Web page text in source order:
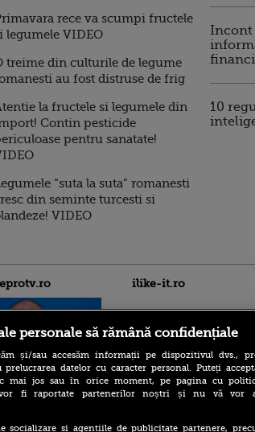
rece va scumpi fructele
legumele VIDEO
treime din culturile de legume
au fost distruse de frig
la fructele si legumele din
Contin pesticide
pentru sanatate!
“suta la suta” romanesti
din seminte turcesti si
VIDEO
Incont
10
în Bulgaria: dronă
Premierul
ilike-it.ro
personale să rămână confidențiale
și/sau accesăm informații pe dispozitivul dvs.,
datelor cu caracter personal. Puteți
mai jos sau în orice moment, pe pagina cu
vor fi raportate partenerilor noștri și nu vă vor
socializare si agentiile de publicitate partenere,